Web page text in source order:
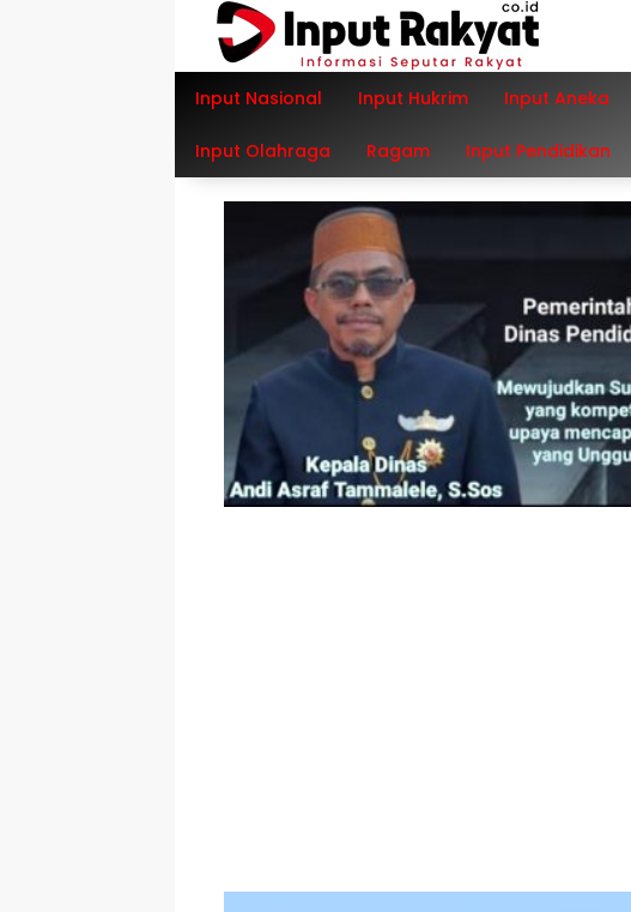
Input Nasional Input Hukrim Input Aneka
Input Olahraga Ragam Input Pendidikan